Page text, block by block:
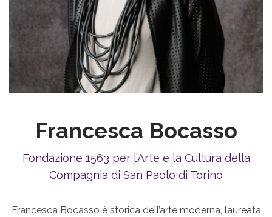
Francesca Bocasso
Fondazione 1563 per l’Arte e la Cultura della
Compagnia di San Paolo di Torino
Francesca Bocasso è storica dell’arte moderna, laureata